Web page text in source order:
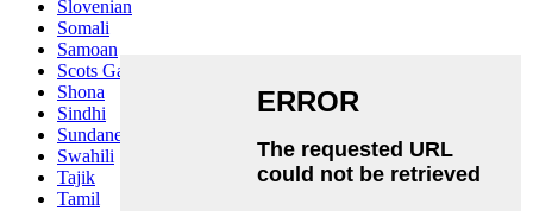
Slovenian
Somali
Samoan
Scots Gaelic
Shona
Sindhi
Sundanese
Swahili
Tajik
Tamil